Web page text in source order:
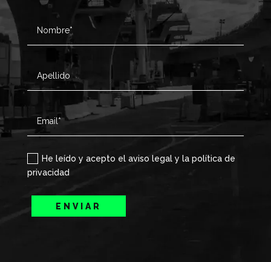
He leído y acepto el aviso legal y la política de
privacidad
ENVIAR